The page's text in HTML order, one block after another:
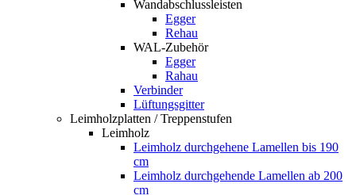
Wandabschlussleisten
Egger
Rehau
WAL-Zubehör
Egger
Rahau
Verbinder
Lüftungsgitter
Leimholzplatten / Treppenstufen
Leimholz
Leimholz durchgehene Lamellen bis 190
cm
Leimholz durchgehende Lamellen ab 200
cm